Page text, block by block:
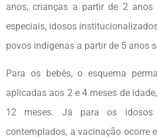
anos, crianças a partir de 2 anos
especiais, idosos
povos indígenas a partir de 5 anos
Para os bebês, o esquema
aplicadas aos 2 e 4 meses de
12 meses. Já para os
contemplados, a vacinação ocorre